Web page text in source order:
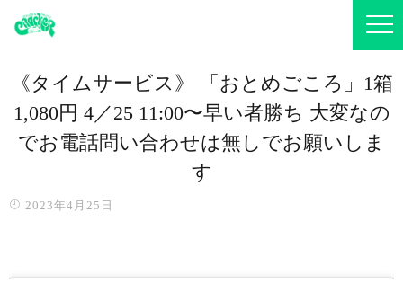
《タイムサービス》 「おとめごころ」1箱
1,080円 4／25 11:00〜早い者勝ち️ 大変なの
でお電話問い合わせは無しでお願いしま
す
2023年4月25日